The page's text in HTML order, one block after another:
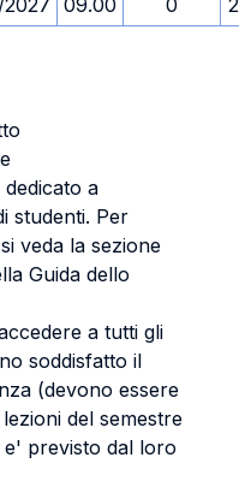
09.00 0
a
studenti. Per
veda la sezione
Guida dello
a tutti gli
soddisfatto il
(devono essere
del semestre
previsto dal loro